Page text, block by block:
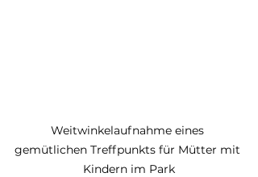
Weitwinkelaufnahme eines
gemütlichen Treffpunkts für Mütter mit
Kindern im Park